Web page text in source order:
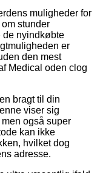
muligheder for
stunder
de nyindkøbte
er
den mest
Medical oden clog
bragt til din
viser sig
også super
kan ikke
hvilket dog
adresse.